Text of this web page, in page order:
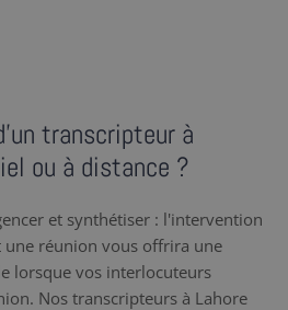
transcripteur à
ou à distance ?
et synthétiser : l'intervention
réunion vous offrira une
lorsque vos interlocuteurs
Nos transcripteurs à Lahore